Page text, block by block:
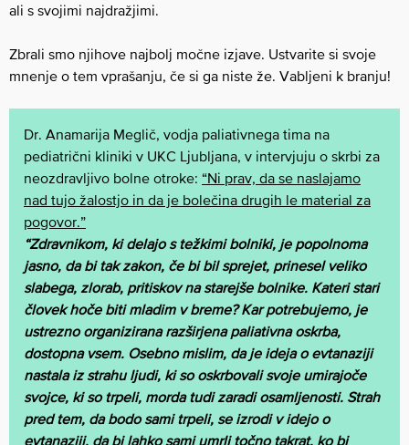
ali s svojimi najdražjimi.
Zbrali smo njihove najbolj močne izjave. Ustvarite si svoje
mnenje o tem vprašanju, če si ga niste že. Vabljeni k branju!
Dr. Anamarija Meglič, vodja paliativnega tima na
pediatrični kliniki v UKC Ljubljana, v intervjuju o skrbi za
neozdravljivo bolne otroke: “Ni prav, da se naslajamo
nad tujo žalostjo in da je bolečina drugih le material za
pogovor.”
“Zdravnikom, ki delajo s težkimi bolniki, je popolnoma
jasno, da bi tak zakon, če bi bil sprejet, prinesel veliko
slabega, zlorab, pritiskov na starejše bolnike. Kateri stari
človek hoče biti mladim v breme? Kar potrebujemo, je
ustrezno organizirana razširjena paliativna oskrba,
dostopna vsem. Osebno mislim, da je ideja o evtanaziji
nastala iz strahu ljudi, ki so oskrbovali svoje umirajoče
svojce, ki so trpeli, morda tudi zaradi osamljenosti. Strah
pred tem, da bodo sami trpeli, se izrodi v idejo o
evtanaziji, da bi lahko sami umrli točno takrat, ko bi